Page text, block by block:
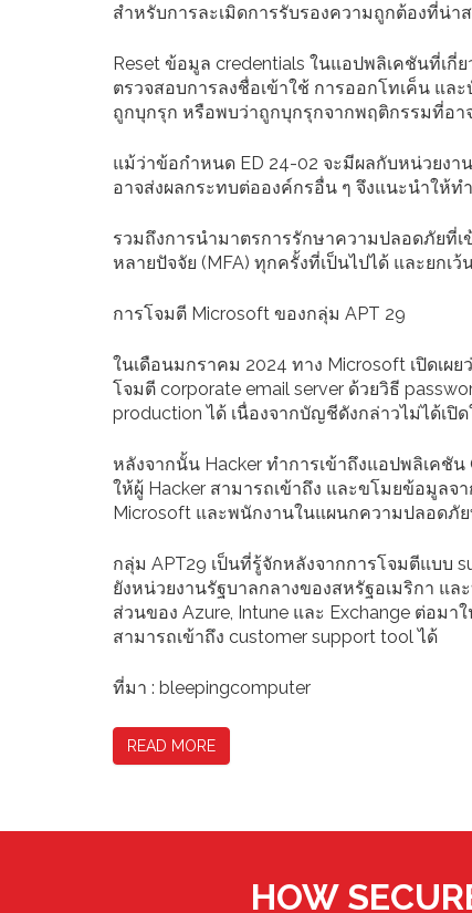
สำหรับการละเมิดการรับรองความถูกต้องที่น่า
Reset ข้อมูล credentials ในแอปพลิเคชันที่เกี่
ตรวจสอบการลงชื่อเข้าใช้ การออกโทเค็น แ
ถูกบุกรุก หรือพบว่าถูกบุกรุกจากพฤติกรรมที่อา
แม้ว่าข้อกำหนด ED 24-02 จะมีผลกับหน่วยงา
อาจส่งผลกระทบต่อองค์กรอื่น ๆ จึงแนะนำให้
รวมถึงการนำมาตรการรักษาความปลอดภัยที่
หลายปัจจัย (MFA) ทุกครั้งที่เป็นไปได้ และยก
การโจมตี Microsoft ของกลุ่ม APT 29
ในเดือนมกราคม 2024 ทาง Microsoft เปิดเผ
โจมตี corporate email server ด้วยวิธี
production ได้ เนื่องจากบัญชีดังกล่าวไม่ได้เปิ
หลังจากนั้น Hacker ทำการเข้าถึงแอปพลิเคชั
ให้ผู้ Hacker สามารถเข้าถึง และขโมยข้อมูล
Microsoft และพนักงานในแผนกความปลอดภั
กลุ่ม APT29 เป็นที่รู้จักหลังจากการโจมตีแบบ
ยังหน่วยงานรัฐบาลกลางของสหรัฐอเมริกา แ
ส่วนของ Azure, Intune และ Exchange ต่อม
สามารถเข้าถึง customer support tool ได้
ที่มา : bleepingcomputer
READ MORE
HOW